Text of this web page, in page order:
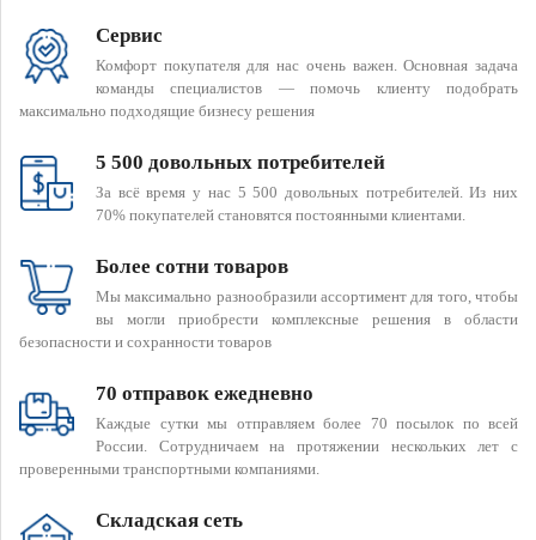
Сервис
Комфорт покупателя для нас очень важен. Основная задача
команды специалистов — помочь клиенту подобрать
максимально подходящие бизнесу решения
5 500 довольных потребителей
За всё время у нас 5 500 довольных потребителей. Из них
70% покупателей становятся постоянными клиентами.
Более сотни товаров
Мы максимально разнообразили ассортимент для того, чтобы
вы могли приобрести комплексные решения в области
безопасности и сохранности товаров
70 отправок ежедневно
Каждые сутки мы отправляем более 70 посылок по всей
России. Сотрудничаем на протяжении нескольких лет с
проверенными транспортными компаниями.
Складская сеть